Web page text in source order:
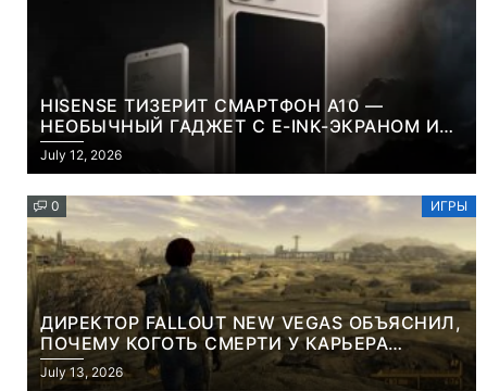
HISENSE ТИЗЕРИТ СМАРТФОН A10 —
НЕОБЫЧНЫЙ ГАДЖЕТ С E-INK-ЭКРАНОМ И
СЪЕМНОЙ LCD-ПАНЕЛЬЮ ДЛЯ ЦВЕТНОГО
КОНТЕНТА И СОЦСЕТЕЙ
July 12, 2026
0 ИГРЫ
ДИРЕКТОР FALLOUT NEW VEGAS ОБЪЯСНИЛ,
ПОЧЕМУ КОГОТЬ СМЕРТИ У КАРЬЕРА
НАМЕРЕННО СНОСИТ ВАМ ГОЛОВУ
July 13, 2026